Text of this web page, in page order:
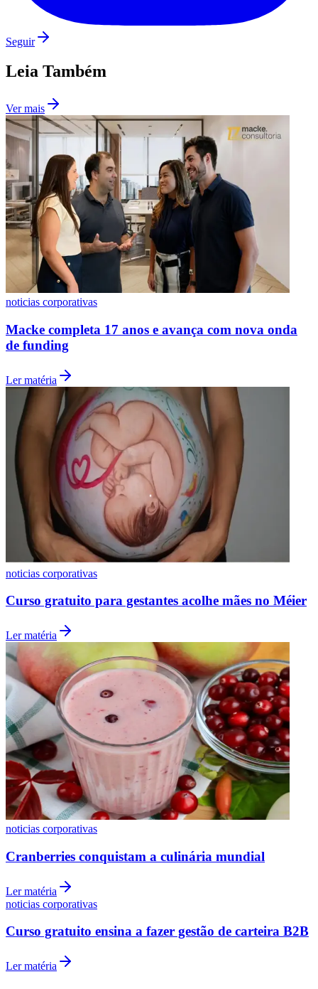
Vasco
Seguir
Leia Também
Ver mais
noticias corporativas
Macke completa 17 anos e avança com nova onda
de funding
Ler matéria
noticias corporativas
Curso gratuito para gestantes acolhe mães no Méier
Ler matéria
noticias corporativas
Cranberries conquistam a culinária mundial
Ler matéria
noticias corporativas
Curso gratuito ensina a fazer gestão de carteira B2B
Ler matéria